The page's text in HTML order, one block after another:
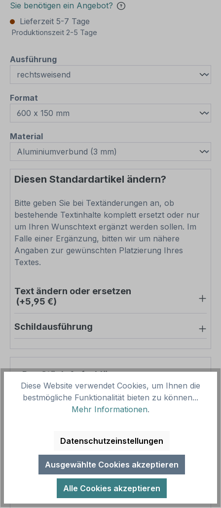
Sie benötigen ein Angebot?
Lieferzeit 5-7 Tage
Produktionszeit 2-5 Tage
Ausführungauswählen
Format
Materialauswählen
Diesen Standardartikel ändern?
Bitte geben Sie bei Textänderungen an, ob
bestehende Textinhalte komplett ersetzt oder nur
um Ihren Wunschtext ergänzt werden sollen. Im
Falle einer Ergänzung, bitten wir um nähere
Angaben zur gewünschten Platzierung Ihres
Textes.
Text ändern oder ersetzen
(+5,95 €)
Schildausführung
Pro-Stück-Aufschläge
Produktpreis
17,61 €
Zwischensumme
Zusammenfassung
Gesamtpreis
17,61 €
Preise inkl. MwSt. zzgl. Versandkosten
Aufgrund von Neuberechnungen im Warenkorb sind
abweichende Endpreise möglich.
Diese Website verwendet Cookies, um Ihnen die
bestmögliche Funktionalität bieten zu können...
Mehr Informationen.
Datenschutzeinstellungen
Ausgewählte Cookies akzeptieren
Alle Cookies akzeptieren